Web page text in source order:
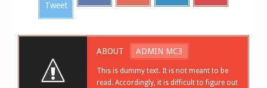
Tweet
ABOUT ADMIN MC3
This is dummy text. It is not meant to be
read. Accordingly, it is difficult to figure out